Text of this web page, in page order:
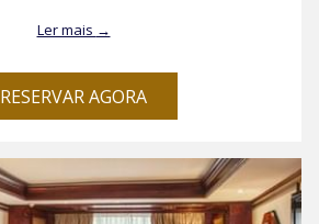
Ler mais
RESERVAR AGORA